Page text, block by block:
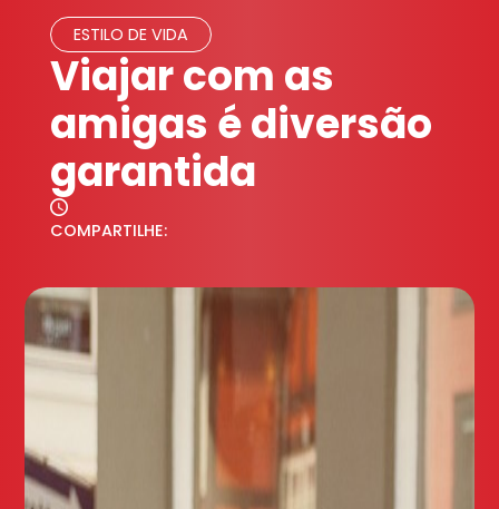
ESTILO DE VIDA
Viajar com as
amigas é diversão
garantida
COMPARTILHE: